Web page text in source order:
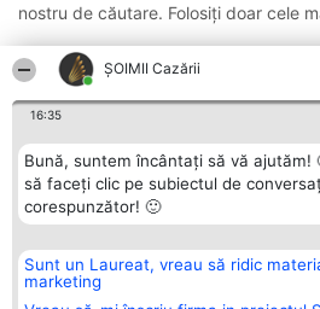
ȘOIMII Cazării
16:35
Bună, suntem încântați să vă ajutăm!
să faceți clic pe subiectul de
corespunzător! 🙂
Sunt un Laureat, vreau să ridic
marketing
nostru de căutare. Folosiți doar cele
Organizator Ranking
BRIGHT SOLUTIONS BR SRL
Aleea Timisul De Sus 2 Bl. A30
Plebiscyt
Lista Tuturor